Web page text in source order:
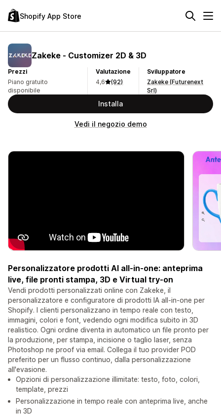
Shopify App Store
Zakeke ‑ Customizer 2D & 3D
Prezzi
Piano gratuito
disponibile
Valutazione
4,6
(92)
Sviluppatore
Zakeke (Futurenext
Srl)
Installa
Vedi il negozio demo
Personalizzatore prodotti AI all-in-one: anteprima
live, file pronti stampa, 3D e Virtual try-on
Vendi prodotti personalizzati online con Zakeke, il
personalizzatore e configuratore di prodotti IA all-in-one per
Shopify. I clienti personalizzano in tempo reale con testo,
immagini, colori e font, vedendo ogni modifica subito in 3D
realistico. Ogni ordine diventa in automatico un file pronto per
la produzione, per stampa, incisione o taglio laser, senza
Photoshop ne proof via email. Collega il tuo provider POD
preferito per un flusso continuo, dalla personalizzazione
all'evasione.
Opzioni di personalizzazione illimitate: testo, foto, colori,
template, prezzi
Personalizzazione in tempo reale con anteprima live, anche
in 3D